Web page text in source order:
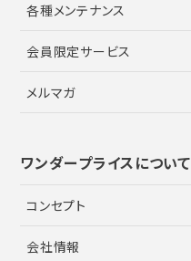
各種メンテナンス
会員限定サービス
メルマガ
ワンダープライスについて
コンセプト
会社情報